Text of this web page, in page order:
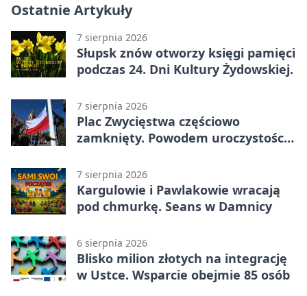
Ostatnie Artykuły
7 sierpnia 2026
Słupsk znów otworzy księgi pamięci
podczas 24. Dni Kultury Żydowskiej.
7 sierpnia 2026
Plac Zwycięstwa częściowo
zamknięty. Powodem uroczystości
7 sierpnia 2026
Kargulowie i Pawlakowie wracają
pod chmurkę. Seans w Damnicy
6 sierpnia 2026
Blisko milion złotych na integrację
w Ustce. Wsparcie obejmie 85 osób